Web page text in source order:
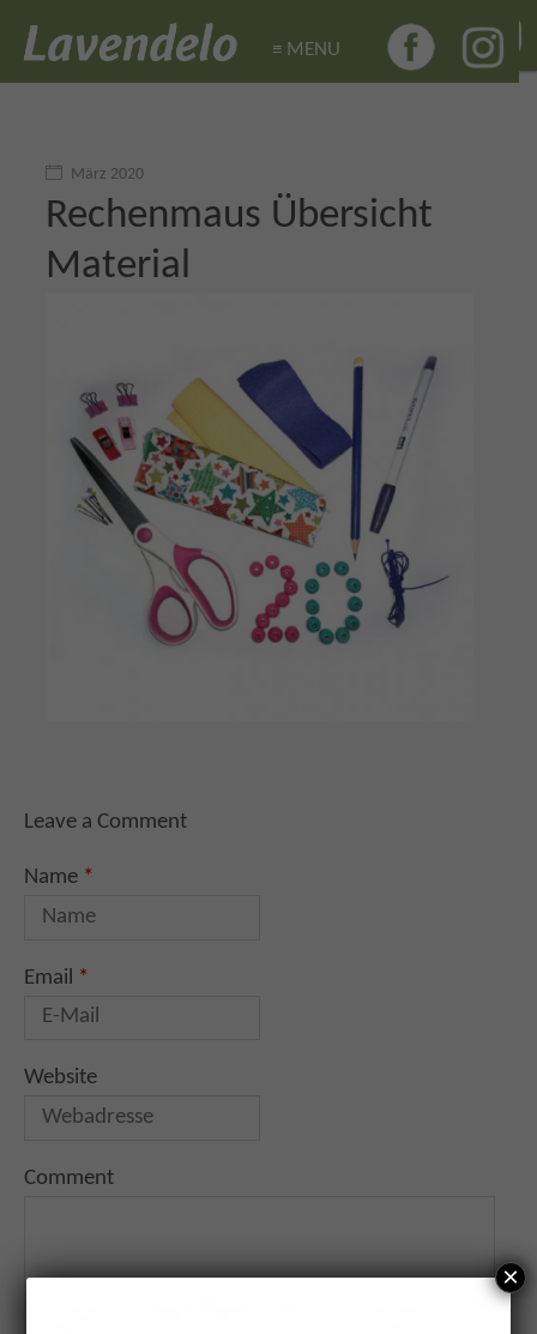
≡ MENU
≡ MENU
März 2020
Rechenmaus Übersicht
Material
Leave a Comment
Name *
Email *
Website
Comment
×